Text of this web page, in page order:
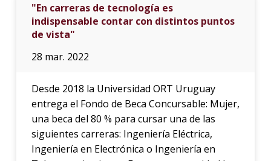
"En carreras de tecnología es
indispensable contar con distintos puntos
de vista"
28 mar. 2022
Desde 2018 la Universidad ORT Uruguay
entrega el Fondo de Beca Concursable: Mujer,
una beca del 80 % para cursar una de las
siguientes carreras: Ingeniería Eléctrica,
Ingeniería en Electrónica o Ingeniería en